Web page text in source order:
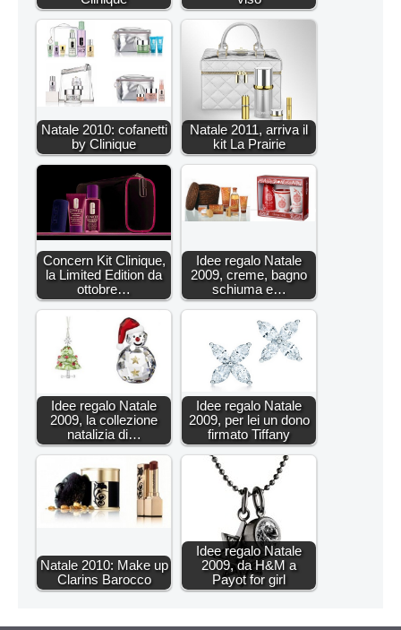
Natale 2010: cofanetti
by Clinique
Natale 2011, arriva il
kit La Prairie
Concern Kit Clinique,
la Limited Edition da
ottobre…
Idee regalo Natale
2009, creme, bagno
schiuma e…
Idee regalo Natale
2009, la collezione
natalizia di…
Idee regalo Natale
2009, per lei un dono
firmato Tiffany
Natale 2010: Make up
Clarins Barocco
Idee regalo Natale
2009, da H&M a
Payot for girl